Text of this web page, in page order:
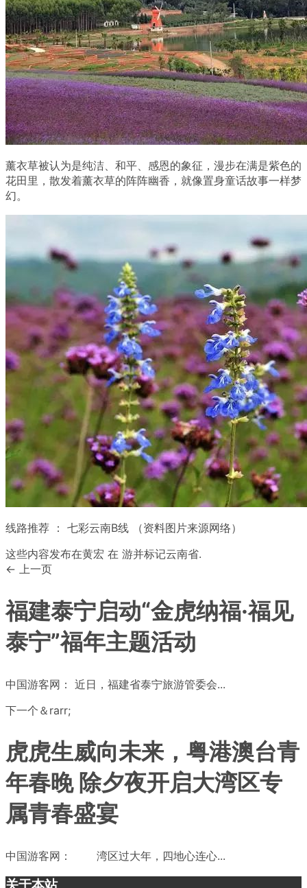
薰衣草被认为是纯洁、和平、感恩的象征，漫步在满是紫色的
花田里，散发着薰衣草的阵阵幽香，就像置身童话故事一样梦
幻。
线路推荐 ： 七彩云南B线 （资料图片来源网络）
这些内容发布在黄宏 在 游并标记云南省.
← 上一页
福建泰宁启动“金虎纳福·福见
泰宁”福年主题活动
中国游客网： 近日，福建省泰宁旅游管委会...
下一个＆rarr;
虎虎生威向未来，粤港澳台青
年春晚 除夕夜开启大湾区专
属青春盛宴
中国游客网： 湾区过大年，四地心连心...